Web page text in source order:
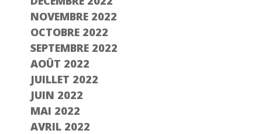
NOVEMBRE 2022
OCTOBRE 2022
SEPTEMBRE 2022
AOÛT 2022
JUILLET 2022
JUIN 2022
MAI 2022
AVRIL 2022